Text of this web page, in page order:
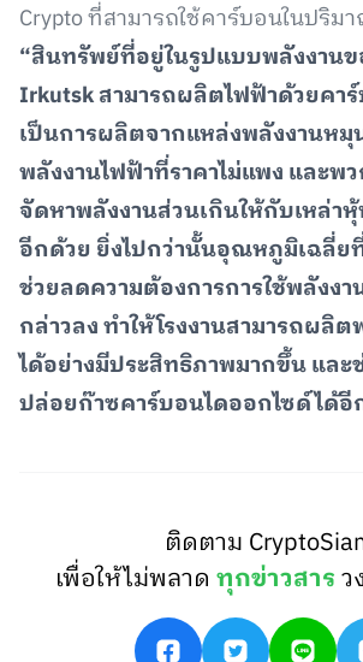
Crypto ที่สามารถใช้คาร์บอนในปริม
“สินทรัพย์ที่อยู่ในรูปแบบพลังงานขอ
Irkutsk สามารถผลิตไฟฟ้าด้วยคา
เป็นการผลิตจากแหล่งพลังงานหมุ
พลังงานไฟฟ้าที่ราคาไม่แพง และพว
จัดหาพลังงานส่วนเกินให้กับเหล่าหุ้
อีกด้วย ยิ่งไปกว่านั้นอุณหภูมิเฉลี่ย
ช่วยลดความต้องการการใช้พลังง
กล่าวลง ทำให้โรงงานสามารถผลิ
ได้อย่างมีประสิทธิภาพมากขึ้น และ
ปล่อยก๊าซคาร์บอนไดออกไซด์ได้อี
ติดตาม
เพื่อให้ไม่พลาดทุกข่าวสารว